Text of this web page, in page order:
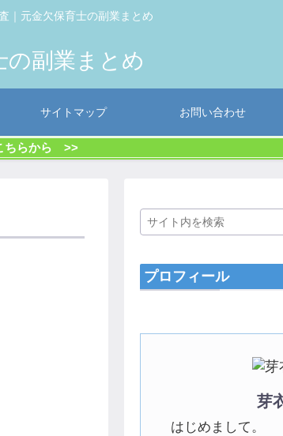
｜元金欠保育士の副業まとめ
サイトマップ お問い合わせ
ちらから >>
プロフィール
芽
はじめまして。